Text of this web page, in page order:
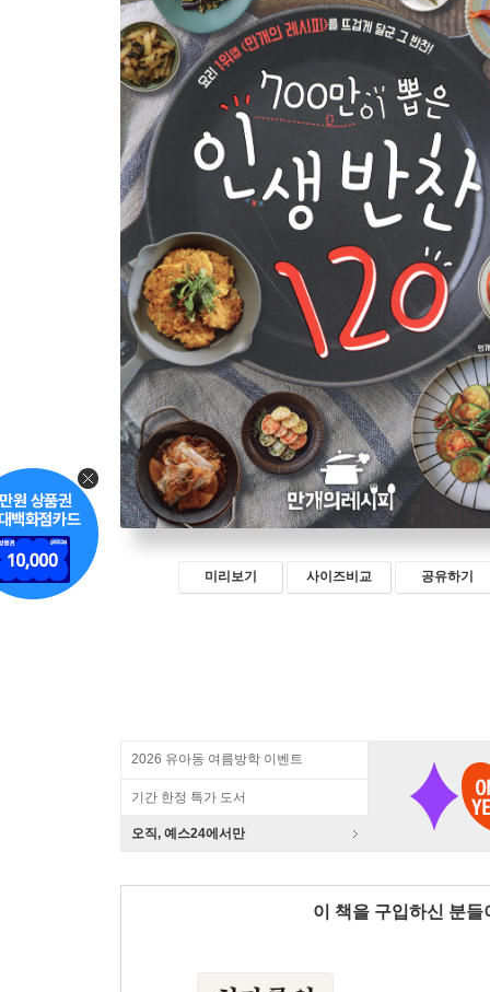
미리보기 사이즈비교 공유하기
2026 유아동 여름방학 이벤트
기간 한정 특가 도서
오직, 예스24에서만
이 책을 구입하신 분